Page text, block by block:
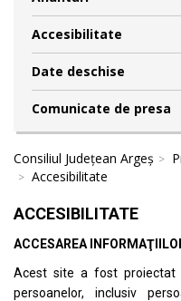
Accesibilitate
Date deschise
Comunicate de presa
Consiliul Județean Argeș
Accesibilitate
ACCESIBILITATE
ACCESAREA
Acest site a fost
persoanelor, inclusiv